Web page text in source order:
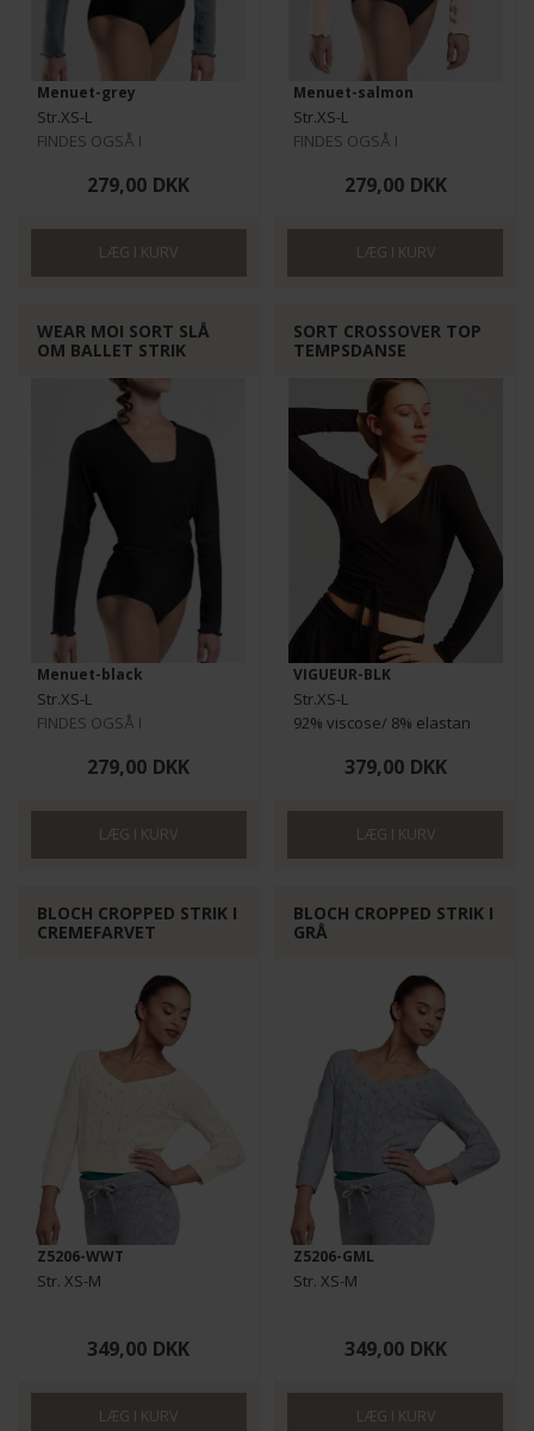
Menuet-grey
Str.XS-L
FINDES OGSÅ I
279,00 DKK
Menuet-salmon
Str.XS-L
FINDES OGSÅ I
279,00 DKK
WEAR MOI SORT SLÅ
OM BALLET STRIK
Menuet-black
Str.XS-L
FINDES OGSÅ I
279,00 DKK
SORT CROSSOVER TOP
TEMPSDANSE
VIGUEUR-BLK
Str.XS-L
92% viscose/ 8% elastan
379,00 DKK
BLOCH CROPPED STRIK I
CREMEFARVET
Z5206-WWT
Str. XS-M
349,00 DKK
BLOCH CROPPED STRIK I
GRÅ
Z5206-GML
Str. XS-M
349,00 DKK